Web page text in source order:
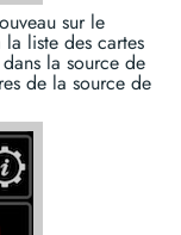
sur le
la liste des cartes
la source de
de la source de